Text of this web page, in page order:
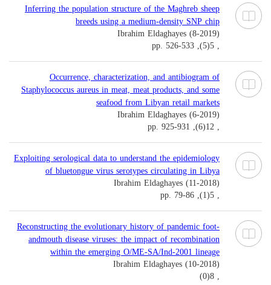
Inferring the population structure of the Maghreb sheep
breeds using a medium-density SNP chip
Ibrahim Eldaghayes (8-2019)
, 5(5), pp. 526-533
Occurrence, characterization, and antibiogram of
Staphylococcus aureus in meat, meat products, and some
seafood from Libyan retail markets
Ibrahim Eldaghayes (6-2019)
, 12(6), pp. 925-931
Exploiting serological data to understand the epidemiology
of bluetongue virus serotypes circulating in Libya
Ibrahim Eldaghayes (11-2018)
, 5(1), pp. 79-86
Reconstructing the evolutionary history of pandemic foot-
andmouth disease viruses: the impact of recombination
within the emerging O/ME-SA/Ind-2001 lineage
Ibrahim Eldaghayes (10-2018)
, 8(0)